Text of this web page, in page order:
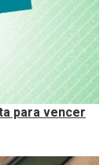
para vencer